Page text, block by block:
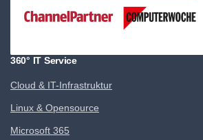
360° IT Service
Cloud & IT-Infrastruktur
Linux & Opensource
Microsoft 365